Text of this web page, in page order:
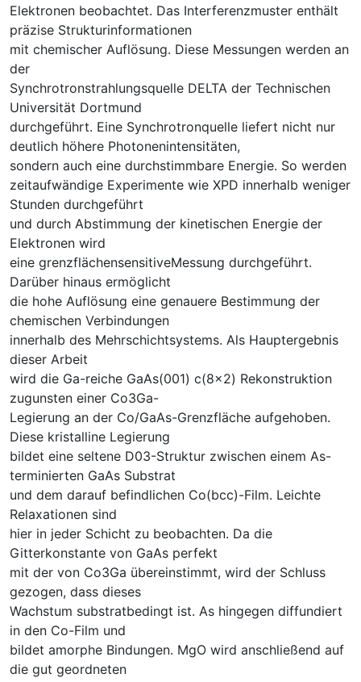
Elektronen beobachtet. Das Interferenzmuster enthält
präzise Strukturinformationen
mit chemischer Auflösung. Diese Messungen werden an
der
Synchrotronstrahlungsquelle DELTA der Technischen
Universität Dortmund
durchgeführt. Eine Synchrotronquelle liefert nicht nur
deutlich höhere Photonenintensitäten,
sondern auch eine durchstimmbare Energie. So werden
zeitaufwändige Experimente wie XPD innerhalb weniger
Stunden durchgeführt
und durch Abstimmung der kinetischen Energie der
Elektronen wird
eine grenzflächensensitiveMessung durchgeführt.
Darüber hinaus ermöglicht
die hohe Auflösung eine genauere Bestimmung der
chemischen Verbindungen
innerhalb des Mehrschichtsystems. Als Hauptergebnis
dieser Arbeit
wird die Ga-reiche GaAs(001) c(8×2) Rekonstruktion
zugunsten einer Co3Ga-
Legierung an der Co/GaAs-Grenzfläche aufgehoben.
Diese kristalline Legierung
bildet eine seltene D03-Struktur zwischen einem As-
terminierten GaAs Substrat
und dem darauf befindlichen Co(bcc)-Film. Leichte
Relaxationen sind
hier in jeder Schicht zu beobachten. Da die
Gitterkonstante von GaAs perfekt
mit der von Co3Ga übereinstimmt, wird der Schluss
gezogen, dass dieses
Wachstum substratbedingt ist. As hingegen diffundiert
in den Co-Film und
bildet amorphe Bindungen. MgO wird anschließend auf
die gut geordneten